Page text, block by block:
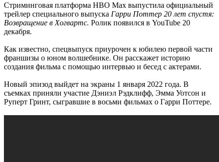
Стриминговая платформа HBO Max выпустила официальный
трейлер специального выпуска Гарри Поттер 20 лет спустя:
Возвращение в Хогвартс. Ролик появился в YouTube 20
декабря.
Как известно, спецвыпуск приурочен к юбилею первой части
франшизы о юном волшебнике. Он расскажет историю
создания фильма с помощью интервью и бесед с актерами.
Новый эпизод выйдет на экраны 1 января 2022 года. В
съемках приняли участие Дэниэл Рэдклифф, Эмма Уотсон и
Руперт Гринт, сыгравшие в восьми фильмах о Гарри Поттере.